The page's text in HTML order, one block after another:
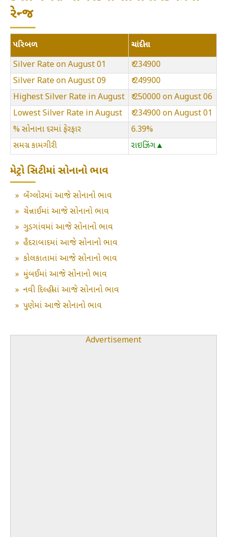
રેન્જ
પરિબળ
ચાંદીના
Silver Rate on August 01
₹ 234900
Silver Rate on August 09
₹ 249900
Highest Silver Rate in August
₹ 250000 on August 06
Lowest Silver Rate in August
₹ 234900 on August 01
% સોનાના દરમાં ફેરફાર
6.39%
સમગ્ર કામગીરી
રાઇઝિંગ▲
મેટ્રો સિટીમાં સોનાનો ભાવ
» બેંગ્લોરમાં આજે સોનાનો ભાવ
» ચેન્નાઈમાં આજે સોનાનો ભાવ
» ગુડગાંવમાં આજે સોનાનો ભાવ
» હૈદરાબાદમાં આજે સોનાનો ભાવ
» કોલકાતામાં આજે સોનાનો ભાવ
» મુંબઈમાં આજે સોનાનો ભાવ
» નવી દિલ્હીમાં આજે સોનાનો ભાવ
» પુણેમાં આજે સોનાનો ભાવ
Advertisement